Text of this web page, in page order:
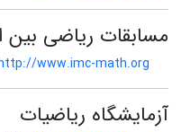
مسابقات ریاضی بین
www.imc-math.org
آزمایشگاه ریاضیات